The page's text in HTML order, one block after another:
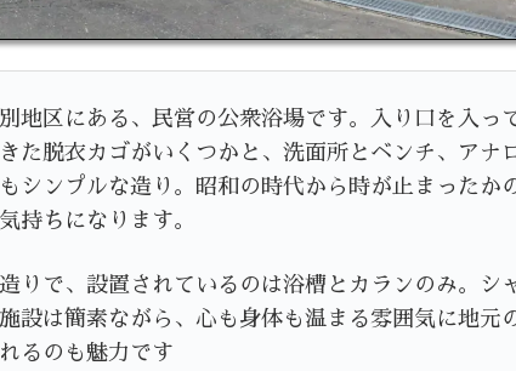
地区にある、民営の公衆浴場です。入り口を入っ
た脱衣カゴがいくつかと、洗面所とベンチ、アナ
シンプルな造り。昭和の時代から時が止まったか
持ちになります。
りで、設置されているのは浴槽とカランのみ。シ
設は簡素ながら、心も身体も温まる雰囲気に地元
るのも魅力です